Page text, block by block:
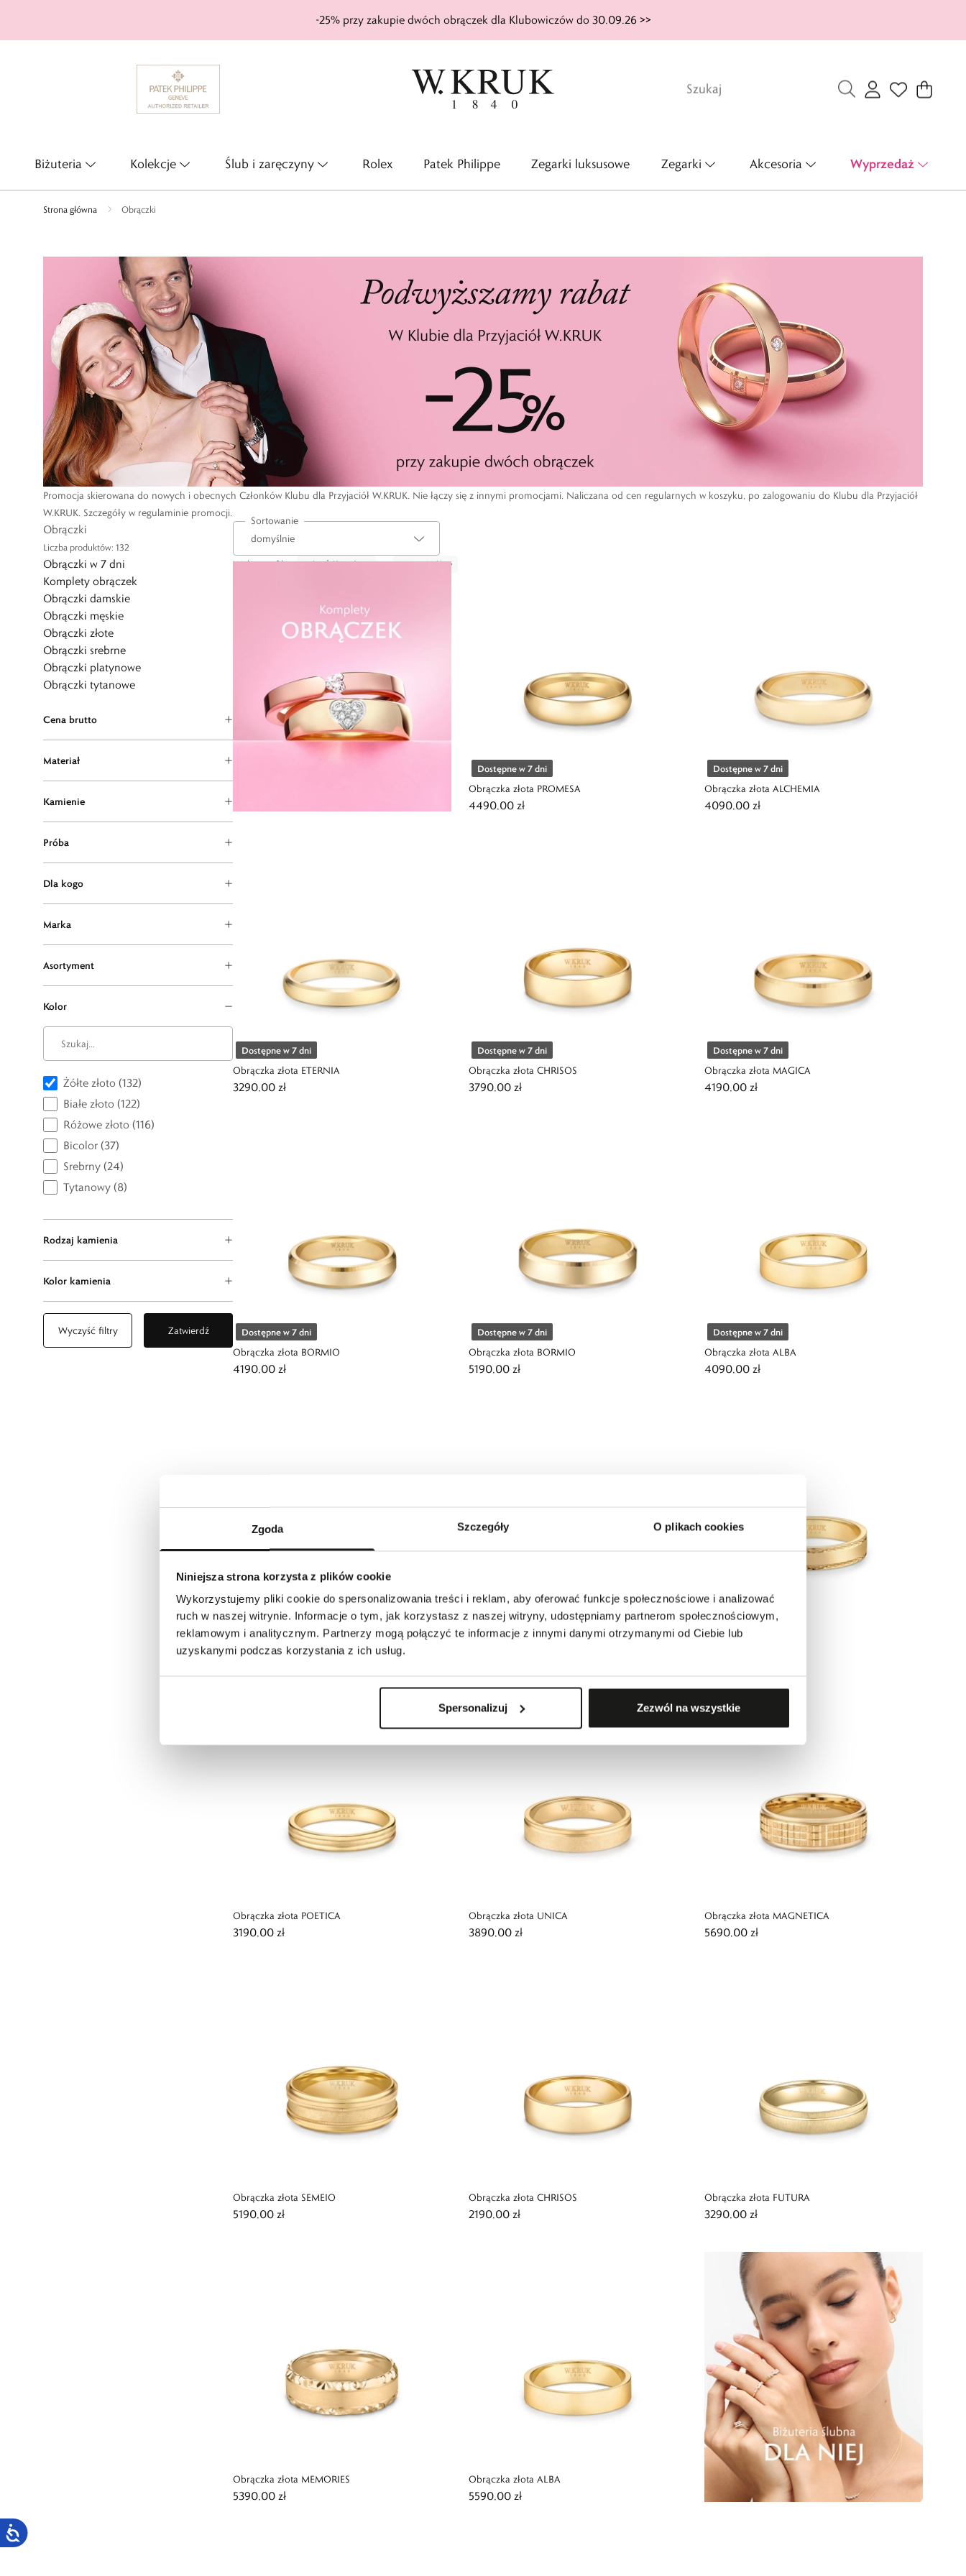
Zgoda Szczegóły O plikach cookies
Niniejsza strona korzysta z plików cookie
Wykorzystujemy pliki cookie do spersonalizowania treści i reklam, aby oferować funkcje społecznościowe i analizować
ruch w naszej witrynie. Informacje o tym, jak korzystasz z naszej witryny, udostępniamy partnerom społecznościowym,
reklamowym i analitycznym. Partnerzy mogą połączyć te informacje z innymi danymi otrzymanymi od Ciebie lub
uzyskanymi podczas korzystania z ich usług.
Spersonalizuj Zezwól na wszystkie
-25% przy zakupie dwóch obrączek dla Klubowiczów do 30.09.26 >>
Biżuteria Kolekcje Ślub i zaręczyny Rolex Patek Philippe Zegarki luksusowe Zegarki Akcesoria Wyprzedaż
Strona główna Obrączki
Promocja skierowana do nowych i obecnych Członków Klubu dla Przyjaciół W.KRUK. Nie łączy się z innymi promocjami. Naliczana od cen regularnych w koszyku, po zalogowaniu do Klubu dla Przyjaciół
W.KRUK. Szczegóły w regulaminie promocji.
Obrączki
Liczba produktów: 132
Sortowanie
Obrączki w 7 dni
Komplety obrączek
Obrączki damskie
Obrączki męskie
Obrączki złote
Obrączki srebrne
Obrączki platynowe
Obrączki tytanowe
Cena brutto
Materiał
Kamienie
Próba
Dla kogo
Marka
Asortyment
Kolor
Żółte złoto (132)
Białe złoto (122)
Różowe złoto (116)
Bicolor (37)
Srebrny (24)
Tytanowy (8)
Rodzaj kamienia
Kolor kamienia
Wyczyść filtry Zatwierdź
Wybrane filtry: Kolor:Żółte złoto Wyczyść filtry
Dostępne w 7 dni
Obrączka złota PROMESA
4490,00 zł
Dostępne w 7 dni
Obrączka złota ALCHEMIA
4090,00 zł
Dostępne w 7 dni
Obrączka złota ETERNIA
3290,00 zł
Dostępne w 7 dni
Obrączka złota CHRISOS
3790,00 zł
Dostępne w 7 dni
Obrączka złota MAGICA
4190,00 zł
Dostępne w 7 dni
Obrączka złota BORMIO
4190,00 zł
Dostępne w 7 dni
Obrączka złota BORMIO
5190,00 zł
Dostępne w 7 dni
Obrączka złota ALBA
4090,00 zł
Obrączka złota SENTIMENTO
4190,00 zł
Obrączka złota ASPETTA Obrączka złota DAVOS
Obrączka złota POETICA
3190,00 zł
Obrączka złota UNICA
3890,00 zł
Obrączka złota MAGNETICA
5690,00 zł
Obrączka złota SEMEIO
5190,00 zł
Obrączka złota CHRISOS
2190,00 zł
Obrączka złota FUTURA
3290,00 zł
Obrączka złota MEMORIES
5390,00 zł
Obrączka złota ALBA
5590,00 zł